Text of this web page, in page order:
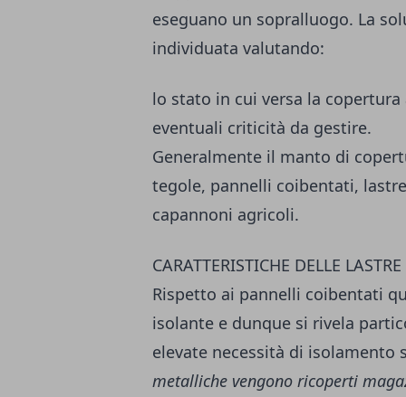
eseguano un sopralluogo. La
individuata valutando:
lo stato in cui versa la copertura
eventuali criticità da gestire.
Generalmente il manto di
tegole, pannelli coibentati,
capannoni agricoli.
CARATTERISTICHE DELLE
Rispetto ai pannelli coibentati
isolante e dunque si rivela
elevate necessità di isolamento
metalliche vengono ricoperti